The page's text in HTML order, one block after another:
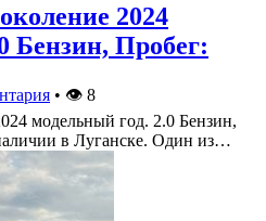
2024
Бензин, Пробег:
• 👁 8
модельный год. 2.0 Бензин,
в Луганске. Один из…